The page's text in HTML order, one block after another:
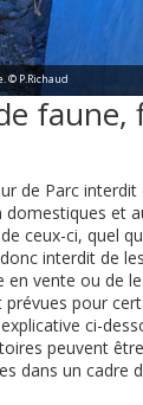
© P.Richaud
faune,
de Parc interdit
et
ceux-ci, quel
interdit de
vente ou de
pour
ci-
peuvent être
dans un cadre